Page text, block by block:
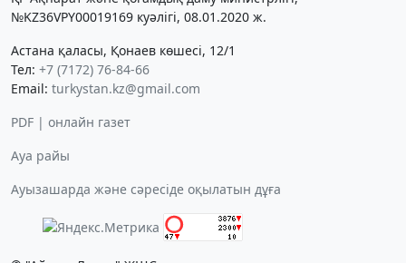
№KZ36VPY00019169 куәлігі, 08.01.2020 ж.
Астана қаласы, Қонаев көшесі, 12/1
Тел: +7 (7172) 76-84-66
Email: turkystan.kz@gmail.com
PDF | онлайн газет
Ауа райы
Ауызашарда және сәресіде оқылатын дұға